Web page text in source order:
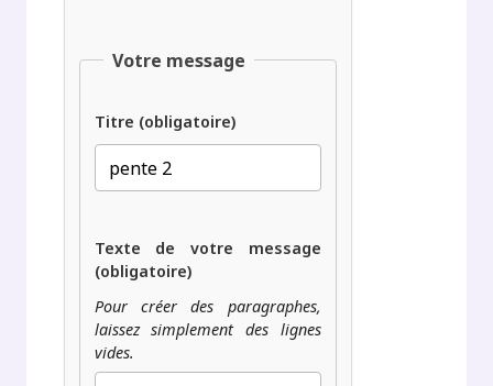
Votre message
Titre (obligatoire)
Texte de votre message
(obligatoire)
Pour créer des paragraphes,
laissez simplement des lignes
vides.